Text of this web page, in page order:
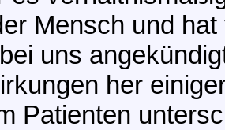
Mensch und
uns
her
Patienten